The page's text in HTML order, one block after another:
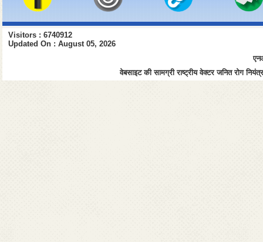
Visitors : 6740912
Updated On : August 05, 2026
वेबसाइट की सामग्री राष्ट्रीय वेक्टर जनित रोग